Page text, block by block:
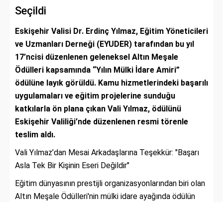
Seçildi
Eskişehir Valisi Dr. Erdinç Yılmaz, Eğitim Yöneticileri
ve Uzmanları Derneği (EYUDER) tarafından bu yıl
17’ncisi düzenlenen geleneksel Altın Meşale
Ödülleri kapsamında “Yılın Mülki İdare Amiri”
ödülüne layık görüldü. Kamu hizmetlerindeki başarılı
uygulamaları ve eğitim projelerine sunduğu
katkılarla ön plana çıkan Vali Yılmaz, ödülünü
Eskişehir Valiliği’nde düzenlenen resmi törenle
teslim aldı.
Vali Yılmaz’dan Mesai Arkadaşlarına Teşekkür: "Başarı
Asla Tek Bir Kişinin Eseri Değildir"
Eğitim dünyasının prestijli organizasyonlarından biri olan
Altın Meşale Ödülleri'nin mülki idare ayağında ödülün